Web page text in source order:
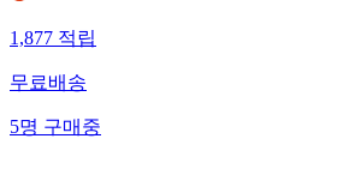
1,877적립
무료배송
5명구매중